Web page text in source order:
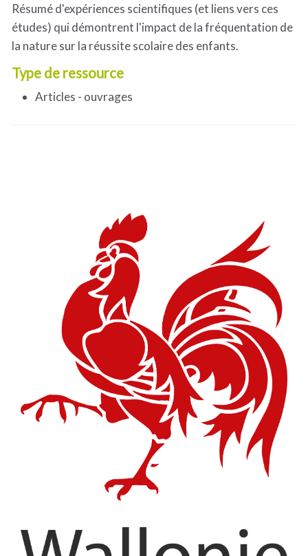
Résumé d'expériences scientifiques (et liens vers ces
études) qui démontrent l'impact de la fréquentation de
la nature sur la réussite scolaire des enfants.
Type de ressource
Articles - ouvrages